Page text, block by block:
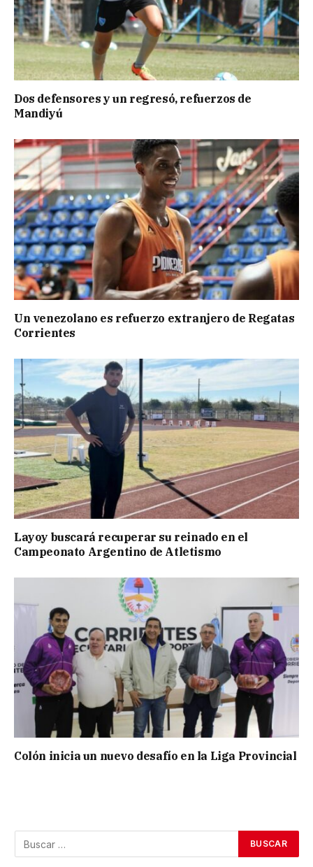
Dos defensores y un regresó, refuerzos de
Mandiyú
Un venezolano es refuerzo extranjero de Regatas
Corrientes
Layoy buscará recuperar su reinado en el
Campeonato Argentino de Atletismo
Colón inicia un nuevo desafío en la Liga Provincial